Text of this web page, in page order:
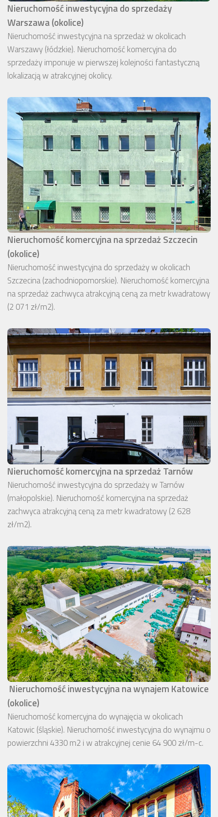
Nieruchomość inwestycyjna do sprzedaży
Warszawa (okolice)
Nieruchomość inwestycyjna na sprzedaż w okolicach
Warszawy (łódzkie). Nieruchomość komercyjna do
sprzedaży imponuje w pierwszej kolejności fantastyczną
lokalizacją w atrakcyjnej okolicy.
Nieruchomość komercyjna na sprzedaż Szczecin
(okolice)
Nieruchomość inwestycyjna do sprzedaży w okolicach
Szczecina (zachodniopomorskie). Nieruchomość komercyjna
na sprzedaż zachwyca atrakcyjną ceną za metr kwadratowy
(2 071 zł/m2).
Nieruchomość komercyjna na sprzedaż Tarnów
Nieruchomość inwestycyjna do sprzedaży w Tarnów
(małopolskie). Nieruchomość komercyjna na sprzedaż
zachwyca atrakcyjną ceną za metr kwadratowy (2 628
zł/m2).
Nieruchomość inwestycyjna na wynajem Katowice
(okolice)
Nieruchomość komercyjna do wynajęcia w okolicach
Katowic (śląskie). Nieruchomość inwestycyjna do wynajmu o
powierzchni 4330 m2 i w atrakcyjnej cenie 64 900 zł/m-c.